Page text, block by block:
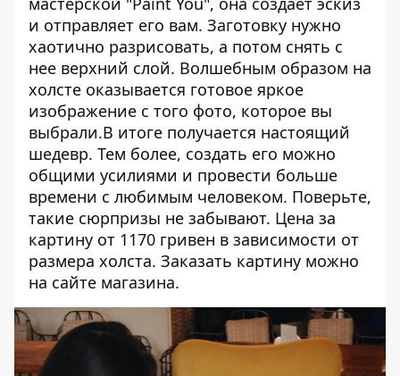
и отправляет его вам. Заготовку нужно
хаотично разрисовать, а потом снять с
нее верхний слой. Волшебным образом на
холсте оказывается готовое яркое
изображение с того фото, которое вы
выбрали.В итоге получается настоящий
шедевр. Тем более, создать его можно
общими усилиями и провести больше
времени с любимым человеком. Поверьте,
такие сюрпризы не забывают. Цена за
картину от 1170 гривен в зависимости от
размера холста. Заказать картину можно
на сайте магазина.